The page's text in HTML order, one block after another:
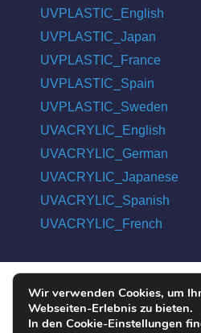
UVPLASTIC_English
UVPLASTIC_Japan
UVPLASTIC_France
UVPLASTIC_Spain
UVPLASTIC_Sweden
UVACRYLIC_English
UVACRYLIC_German
UVACRYLIC_Japanese
UVACRYLIC_Spanish
UVACRYLIC_French
COPYRIGHT © 2004 - 2026
CO., LTD. ALL
Wir verwenden Cookies, um
Webseiten-Erlebnis zu bieten.
In den Cookie-Einstellungen